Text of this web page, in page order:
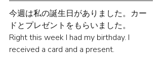
今週は私の誕生日がありました。カー
ドとプレゼントをもらいました。
Right this week I had my birthday. I
received a card and a present.